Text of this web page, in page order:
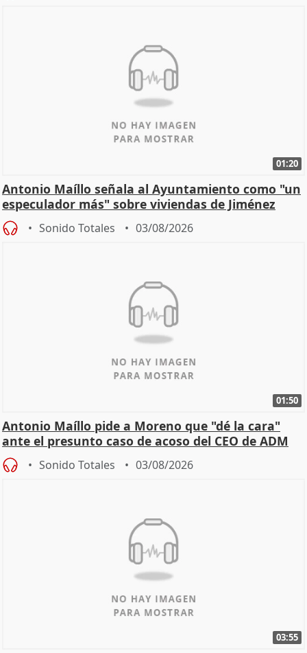
01:20
Antonio Maíllo señala al Ayuntamiento como "un
especulador más" sobre viviendas de Jiménez
Becerril
Sonido Totales 03/08/2026
01:50
Antonio Maíllo pide a Moreno que "dé la cara"
ante el presunto caso de acoso del CEO de ADM
Sonido Totales 03/08/2026
03:55